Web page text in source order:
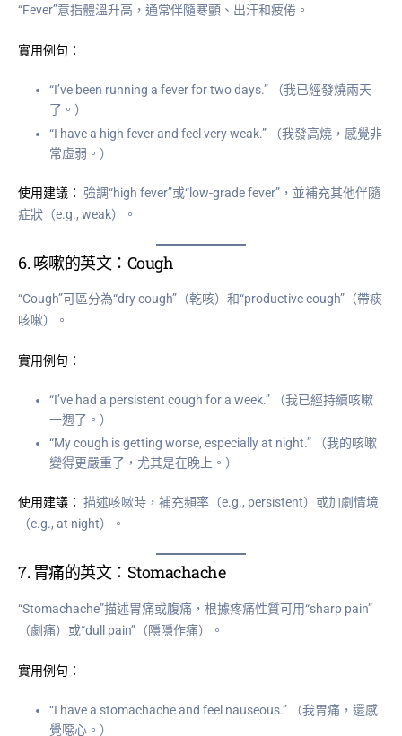
“Fever”意指體溫升高，通常伴隨寒顫、出汗和疲倦。
實用例句：
“I’ve been running a fever for two days.” （我已經發燒兩天
了。）
“I have a high fever and feel very weak.” （我發高燒，感覺非
常虛弱。）
使用建議： 強調“high fever”或“low-grade fever”，並補充其他伴隨
症狀（e.g., weak）。
6. 咳嗽的英文：Cough
“Cough”可區分為“dry cough”（乾咳）和“productive cough”（帶痰
咳嗽）。
實用例句：
“I’ve had a persistent cough for a week.” （我已經持續咳嗽
一週了。）
“My cough is getting worse, especially at night.” （我的咳嗽
變得更嚴重了，尤其是在晚上。）
使用建議： 描述咳嗽時，補充頻率（e.g., persistent）或加劇情境
（e.g., at night）。
7. 胃痛的英文：Stomachache
“Stomachache”描述胃痛或腹痛，根據疼痛性質可用“sharp pain”
（劇痛）或“dull pain”（隱隱作痛）。
實用例句：
“I have a stomachache and feel nauseous.” （我胃痛，還感
覺噁心。）